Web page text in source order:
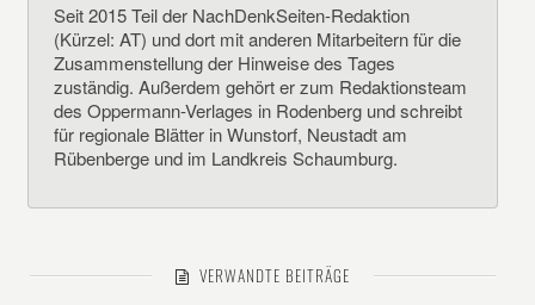
Seit 2015 Teil der NachDenkSeiten-Redaktion
(Kürzel: AT) und dort mit anderen Mitarbeitern für die
Zusammenstellung der Hinweise des Tages
zuständig. Außerdem gehört er zum Redaktionsteam
des Oppermann-Verlages in Rodenberg und schreibt
für regionale Blätter in Wunstorf, Neustadt am
Rübenberge und im Landkreis Schaumburg.
VERWANDTE BEITRÄGE